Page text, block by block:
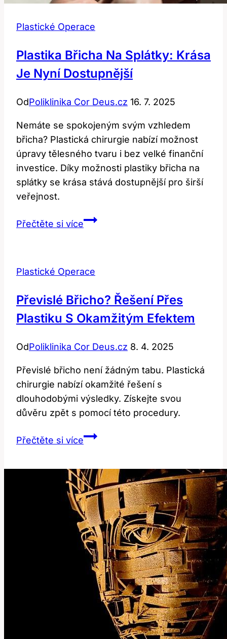
Plastické Operace
Plastika Břicha Na Splátky: Krása
Je Nyní Dostupnější
OdPoliklinika Cor Deus.cz 16. 7. 2025
Nemáte se spokojeným svým vzhledem
břicha? Plastická chirurgie nabízí možnost
úpravy tělesného tvaru i bez velké finanční
investice. Díky možnosti plastiky břicha na
splátky se krása stává dostupnější pro širší
veřejnost.
Přečtěte si vícePlastika
Krása
nyní
dostupnější
Plastické Operace
Převislé Břicho? Řešení Přes
Plastiku S Okamžitým Efektem
OdPoliklinika Cor Deus.cz 8. 4. 2025
Převislé břicho není žádným tabu. Plastická
chirurgie nabízí okamžité řešení s
dlouhodobými výsledky. Získejte svou
důvěru zpět s pomocí této procedury.
Přečtěte si vícePřevislé
přes
plastiku
s
okamžitým
efektem